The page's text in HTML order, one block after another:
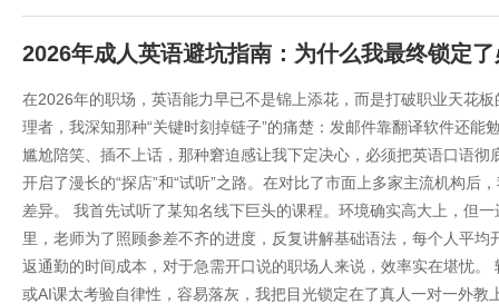
2026年成人英语避坑指南：为什么我最终锁定
在2026年的职场，英语能力早已不是锦上添花，而是打破职业天花
理者，我深知那种“关键时刻掉链子”的痛楚：发邮件靠翻译软件还
尴尬陪笑、插不上话，那种窘迫感让我下定决心，必须把英语口语
开启了漫长的“探店”和“试听”之路。在对比了市面上多家主流机构后
差异。 我首先试听了某知名线下巨头的课程。环境确实高大上，但
里，老师为了照顾参差不齐的进度，反复讲解基础语法，每个人平
返通勤的时间成本，对于急需开口说的职场人来说，效率实在堪忧
或AI课太考验自律性，容易落灰，我把目光锁定在了真人一对一外教